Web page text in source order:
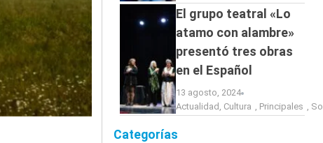
El grupo teatral «Lo
atamo con alambre»
presentó tres obras
en el Español
13 agosto, 2024
Actualidad , Cultura , Principales ,
Categorías